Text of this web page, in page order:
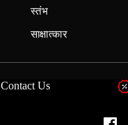
स्तंभ
साक्षात्कार
Contact Us